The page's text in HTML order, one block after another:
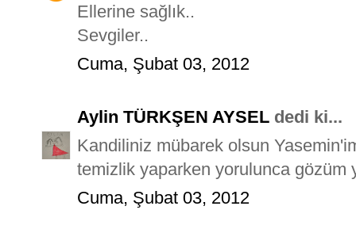
Ellerine sağlık..
Sevgiler..
Cuma, Şubat 03, 2012
Aylin TÜRKŞEN AYSEL dedi ki...
Kandiliniz mübarek olsun
temizlik yaparken yorulunca gözüm
Cuma, Şubat 03, 2012